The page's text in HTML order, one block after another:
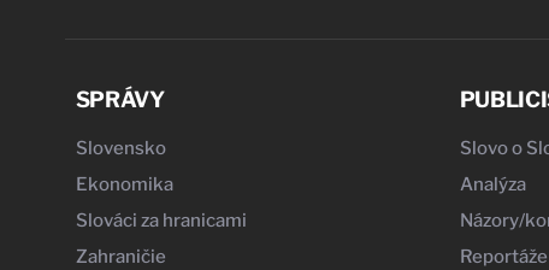
SPRÁVY
Slovensko
Ekonomika
Slováci za hranicami
Zahraničie
Slovo o
Analýza
Názory/
Reportáže